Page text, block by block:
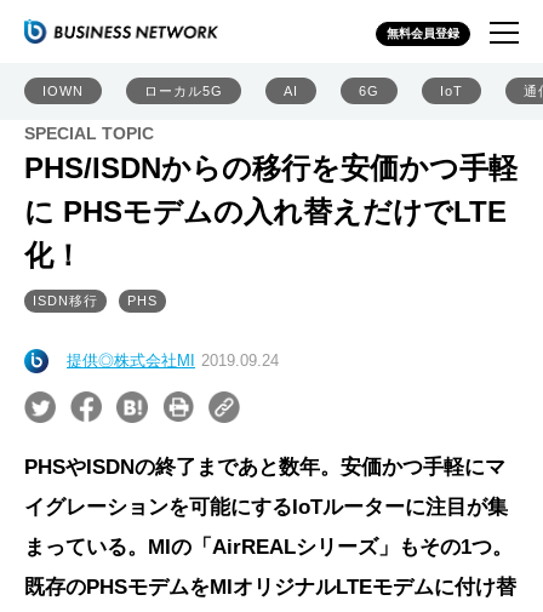
無料会員登録
IOWN ローカル5G AI 6G IoT 通
SPECIAL TOPIC
PHS/ISDNからの移行を安価かつ手軽
に PHSモデムの入れ替えだけでLTE
化！
ISDN移行 PHS
提供◎株式会社MI 2019.09.24
PHSやISDNの終了まであと数年。安価かつ手軽にマ
イグレーションを可能にするIoTルーターに注目が集
まっている。MIの「AirREALシリーズ」もその1つ。
既存のPHSモデムをMIオリジナルLTEモデムに付け替